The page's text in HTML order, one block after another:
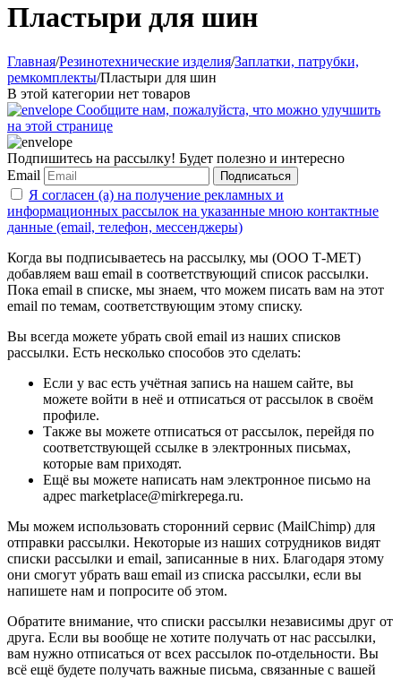
Пластыри для шин
Главная/Резинотехнические изделия/Заплатки, патрубки,
ремкомплекты/Пластыри для шин
В этой категории нет товаров
Сообщите нам, пожалуйста, что можно улучшить
на этой странице
Подпишитесь на рассылку! Будет полезно и интересно
Email
Подписаться
Я согласен (а) на получение рекламных и
информационных рассылок на указанные мною контактные
данные (email, телефон, мессенджеры)
Когда вы подписываетесь на рассылку, мы (ООО Т-МЕТ)
добавляем ваш email в соответствующий список рассылки.
Пока email в списке, мы знаем, что можем писать вам на этот
email по темам, соответствующим этому списку.
Вы всегда можете убрать свой email из наших списков
рассылки. Есть несколько способов это сделать:
Если у вас есть учётная запись на нашем сайте, вы
можете войти в неё и отписаться от рассылок в своём
профиле.
Также вы можете отписаться от рассылок, перейдя по
соответствующей ссылке в электронных письмах,
которые вам приходят.
Ещё вы можете написать нам электронное письмо на
адрес marketplace@mirkrepega.ru.
Мы можем использовать сторонний сервис (MailChimp) для
отправки рассылки. Некоторые из наших сотрудников видят
списки рассылки и email, записанные в них. Благодаря этому
они смогут убрать ваш email из списка рассылки, если вы
напишете нам и попросите об этом.
Обратите внимание, что списки рассылки независимы друг от
друга. Если вы вообще не хотите получать от нас рассылки,
вам нужно отписаться от всех рассылок по-отдельности. Вы
всё ещё будете получать важные письма, связанные с вашей